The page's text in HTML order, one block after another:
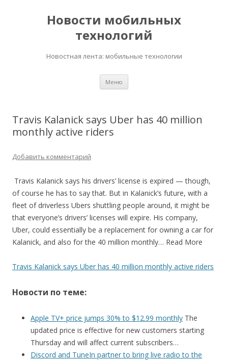
Новости мобильных
технологий
Новостная лента: мобильные технологии
Меню
Travis Kalanick says Uber has 40 million
monthly active riders
Добавить комментарий
Travis Kalanick says his drivers’ license is expired — though,
of course he has to say that. But in Kalanick’s future, with a
fleet of driverless Ubers shuttling people around, it might be
that everyone’s drivers’ licenses will expire. His company,
Uber, could essentially be a replacement for owning a car for
Kalanick, and also for the 40 million monthly… Read More
Travis Kalanick says Uber has 40 million monthly active riders
Новости по теме:
Apple TV+ price jumps 30% to $12.99 monthly The
updated price is effective for new customers starting
Thursday and will affect current subscribers…
Discord and TuneIn partner to bring live radio to the